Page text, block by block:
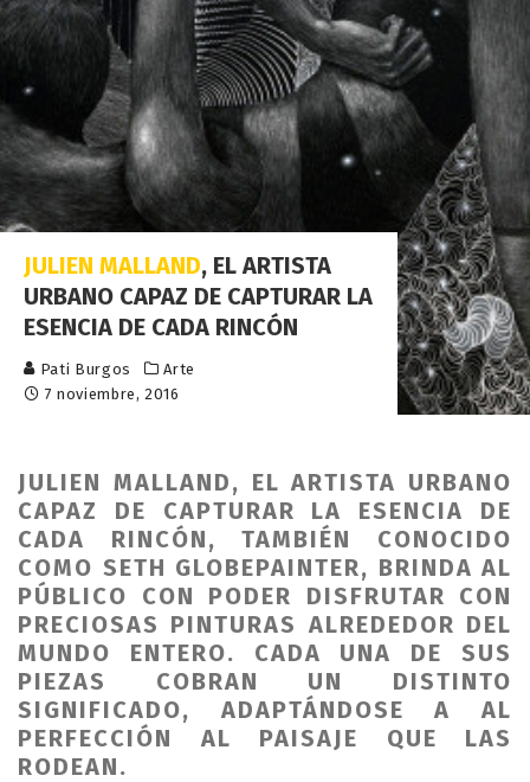
JULIEN MALLAND, EL ARTISTA
URBANO CAPAZ DE CAPTURAR LA
ESENCIA DE CADA RINCÓN
Pati Burgos
Arte
7 noviembre, 2016
JULIEN MALLAND, EL ARTISTA URBANO
CAPAZ DE CAPTURAR LA ESENCIA DE
CADA RINCÓN, TAMBIÉN CONOCIDO
COMO SETH GLOBEPAINTER, BRINDA AL
PÚBLICO CON PODER DISFRUTAR CON
PRECIOSAS PINTURAS ALREDEDOR DEL
MUNDO ENTERO. CADA UNA DE SUS
PIEZAS COBRAN UN DISTINTO
SIGNIFICADO, ADAPTÁNDOSE A AL
PERFECCIÓN AL PAISAJE QUE LAS
RODEAN.